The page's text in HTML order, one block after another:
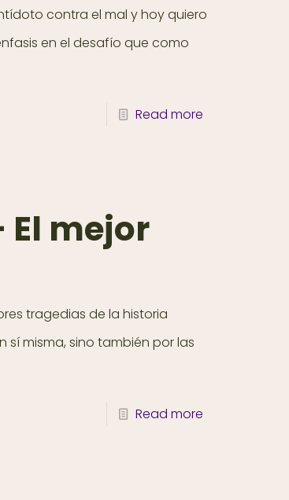
contra el mal y hoy quiero
en el desafío que como
Read more
El mejor
tragedias de la historia
misma, sino también por las
Read more